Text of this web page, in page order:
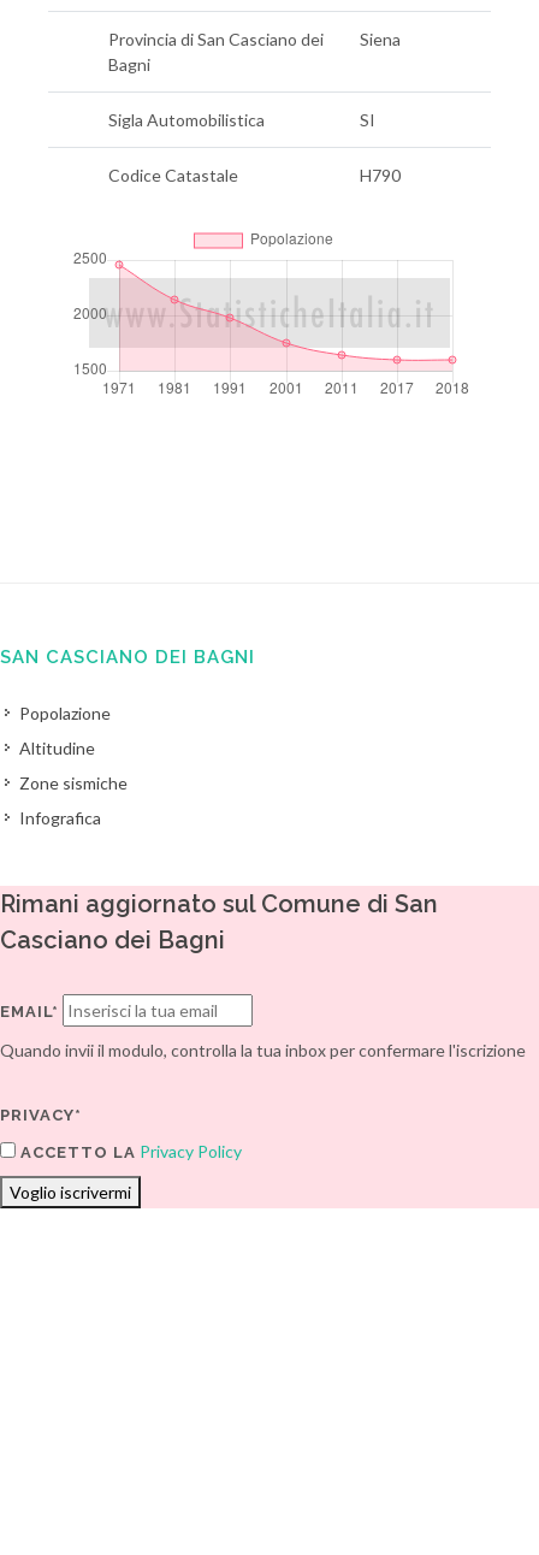
Provincia di San Casciano dei
Bagni
Siena
Sigla Automobilistica SI
Codice Catastale H790
SAN CASCIANO DEI BAGNI
Popolazione
Altitudine
Zone sismiche
Infografica
Rimani aggiornato sul Comune di San
Casciano dei Bagni
EMAIL*
Quando invii il modulo, controlla la tua inbox per confermare l'iscrizione
PRIVACY*
ACCETTO LA Privacy Policy
Voglio iscrivermi